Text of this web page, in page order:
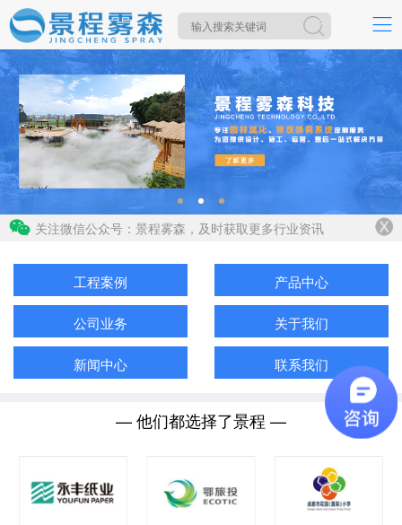
关注微信公众号：景程雾森，及时获取更多行业资讯
工程案例 产品中心
公司业务 关于我们
新闻中心 联系我们
— 他们都选择了景程 —